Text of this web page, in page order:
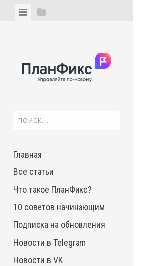
ViewView
Найти:
Главная
Все статьи
Что такое ПланФикс?
10 советов начинающим
Подписка на обновления
Новости в Telegram
Новости в VK